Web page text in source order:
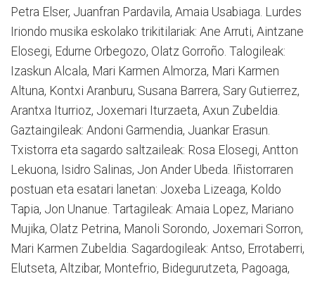
Petra Elser, Juanfran Pardavila, Amaia Usabiaga. Lurdes
Iriondo musika eskolako trikitilariak: Ane Arruti, Aintzane
Elosegi, Edurne Orbegozo, Olatz Gorroño. Talogileak:
Izaskun Alcala, Mari Karmen Almorza, Mari Karmen
Altuna, Kontxi Aranburu, Susana Barrera, Sary Gutierrez,
Arantxa Iturrioz, Joxemari Iturzaeta, Axun Zubeldia.
Gaztaingileak: Andoni Garmendia, Juankar Erasun.
Txistorra eta sagardo saltzaileak: Rosa Elosegi, Antton
Lekuona, Isidro Salinas, Jon Ander Ubeda. Iñistorraren
postuan eta esatari lanetan: Joxeba Lizeaga, Koldo
Tapia, Jon Unanue. Tartagileak: Amaia Lopez, Mariano
Mujika, Olatz Petrina, Manoli Sorondo, Joxemari Sorron,
Mari Karmen Zubeldia. Sagardogileak: Antso, Errotaberri,
Elutseta, Altzibar, Montefrio, Bidegurutzeta, Pagoaga,